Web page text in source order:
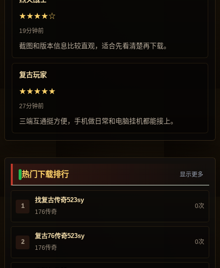
★★★★☆
19分钟前
截图和版本信息比较直观，适合先看清楚再下载。
复古玩家
★★★★★
27分钟前
三端互通挺方便，手机做日常和电脑挂机都能接上。
热门下载排行 显示更多
1
找复古传奇523sy
176传奇
0次
2
复古76传奇523sy
176传奇
0次